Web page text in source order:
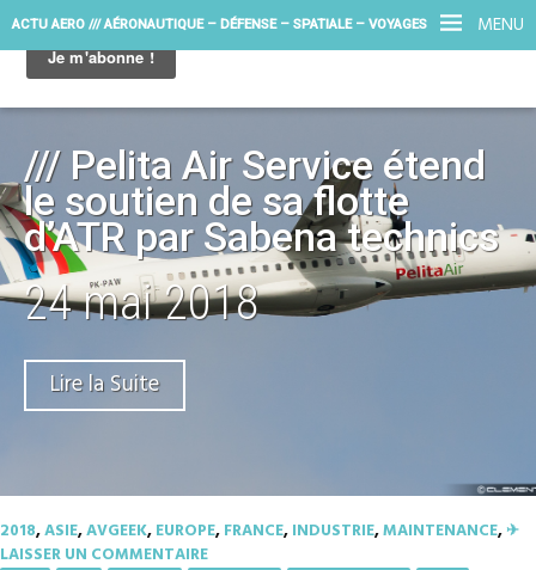
MENU
ACTU AERO /// AÉRONAUTIQUE – DÉFENSE – SPATIALE – VOYAGES
/// Pelita Air Service étend
le soutien de sa flotte
d’ATR par Sabena technics
24 mai 2018
Lire la Suite
2018,ASIE,AVGEEK,EUROPE,FRANCE,INDUSTRIE,MAINTENANCE,✈︎
LAISSER UN COMMENTAIRE